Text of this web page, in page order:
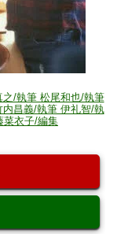
/執筆 松尾和也/執筆
昌義/執筆 伊礼智/執
菜衣子/編集